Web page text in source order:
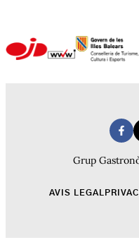
Grup
AVIS LEGAL